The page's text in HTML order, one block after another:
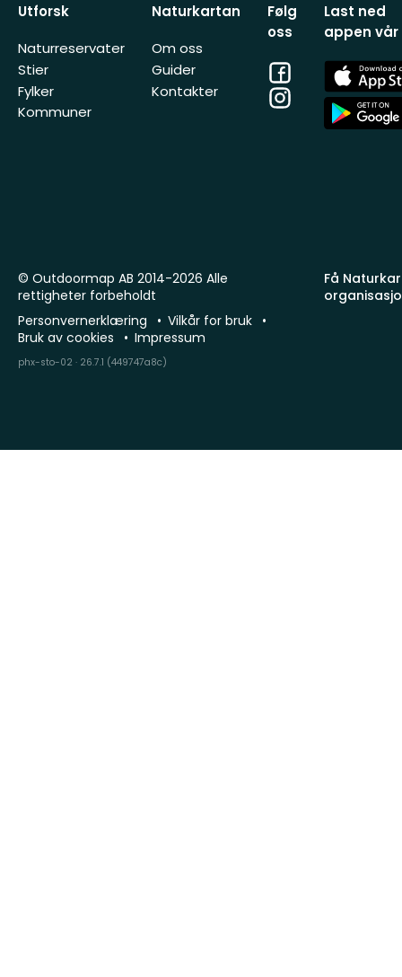
Utforsk
Naturreservater
Stier
Fylker
Kommuner
Naturkartan
Om oss
Guider
Kontakter
Følg
oss
Facebook
Instagram
Last ned
appen vår
App
Store
App
Store
Få
© Outdoormap AB 2014-2026 Alle
rettigheter forbeholdt
Personvernerklæring
Vilkår for bruk
Bruk av cookies
Impressum
phx-sto-02 · 26.7.1 (449747a8c)